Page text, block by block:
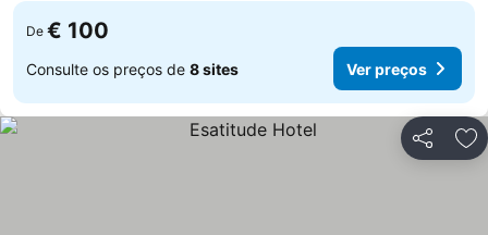
De € 100
Consulte os preços de 8 sites Ver preços
Partilhar